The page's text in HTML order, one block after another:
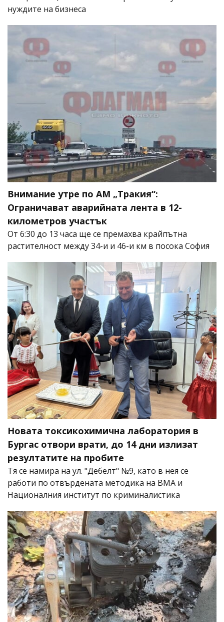
нуждите на бизнеса
Внимание утре по АМ „Тракия“:
Ограничават аварийната лента в 12-
километров участък
От 6:30 до 13 часа ще се премахва крайпътна
растителност между 34-и и 46-и км в посока София
Новата токсикохимична лаборатория в
Бургас отвори врати, до 14 дни излизат
резултатите на пробите
Тя се намира на ул. "Дебелт" №9, като в нея се
работи по отвърдената методика на ВМА и
Националния институт по криминалистика